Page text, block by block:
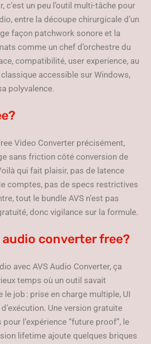
c’est un peu l’outil multi-tâche pour
entre la découpe chirurgicale d’un
façon patchwork sonore et la
comme un chef d’orchestre du
compatibilité, user experience, au
classique accessible sur Windows,
polyvalence.
Video Converter précisément,
sans friction côté conversion de
qui fait plaisir, pas de latence
comptes, pas de specs restrictives
tout le bundle AVS n’est pas
donc vigilance sur la formule.
audio converter free?
avec AVS Audio Converter, ça
temps où un outil savait
job : prise en charge multiple, UI
Une version gratuite
l’expérience “future proof”, le
lifetime ajoute quelques briques